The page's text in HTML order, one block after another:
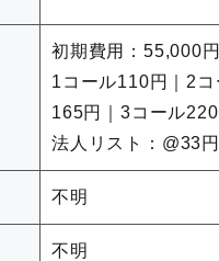
初期費用：55,000円
1コール110円｜2コ
165円｜3コール220
法人リスト：@33円
不明
不明